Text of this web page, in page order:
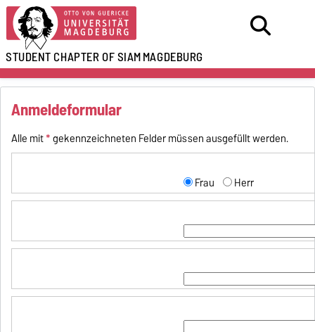
STUDENT CHAPTER OF SIAMMAGDEBURG
Anmeldeformular
Alle mit*gekennzeichneten Felder müssen ausgefüllt werden.
Frau Herr